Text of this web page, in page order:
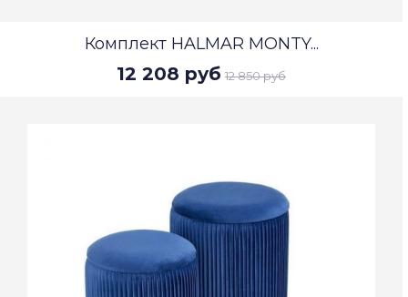
Комплект HALMAR MONTY...
12 208 руб 12 850 руб